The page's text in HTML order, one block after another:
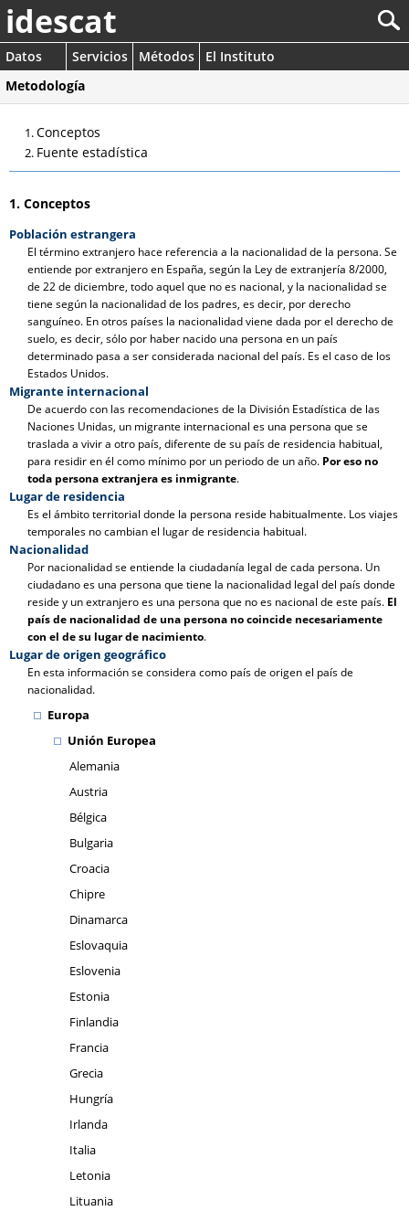
idescat
Datos Servicios Métodos
El Instituto
Metodología
Conceptos
Fuente estadística
1. Conceptos
Población estrangera
El término extranjero hace referencia a la nacionalidad de la persona. Se
entiende por extranjero en España, según la Ley de extranjería 8/2000,
de 22 de diciembre, todo aquel que no es nacional, y la nacionalidad se
tiene según la nacionalidad de los padres, es decir, por derecho
sanguíneo. En otros países la nacionalidad viene dada por el derecho de
suelo, es decir, sólo por haber nacido una persona en un país
determinado pasa a ser considerada nacional del país. Es el caso de los
Estados Unidos.
Migrante internacional
De acuerdo con las recomendaciones de la División Estadística de las
Naciones Unidas, un migrante internacional es una persona que se
traslada a vivir a otro país, diferente de su país de residencia habitual,
para residir en él como mínimo por un periodo de un año. Por eso no
toda persona extranjera es inmigrante.
Lugar de residencia
Es el ámbito territorial donde la persona reside habitualmente. Los viajes
temporales no cambian el lugar de residencia habitual.
Nacionalidad
Por nacionalidad se entiende la ciudadanía legal de cada persona. Un
ciudadano es una persona que tiene la nacionalidad legal del país donde
reside y un extranjero es una persona que no es nacional de este país. El
país de nacionalidad de una persona no coincide necesariamente
con el de su lugar de nacimiento.
Lugar de origen geográfico
En esta información se considera como país de origen el país de
nacionalidad.
Europa
Unión Europea
Alemania
Austria
Bélgica
Bulgaria
Croacia
Chipre
Dinamarca
Eslovaquia
Eslovenia
Estonia
Finlandia
Francia
Grecia
Hungría
Irlanda
Italia
Letonia
Lituania